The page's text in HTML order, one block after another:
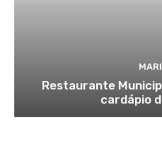
Restaurante
cardápio